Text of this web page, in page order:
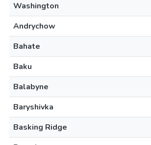
Washington
Andrychow
Bahate
Baku
Balabyne
Baryshivka
Basking Ridge